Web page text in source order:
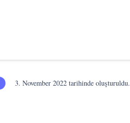
3. November 2022 tarihinde oluşturuldu.